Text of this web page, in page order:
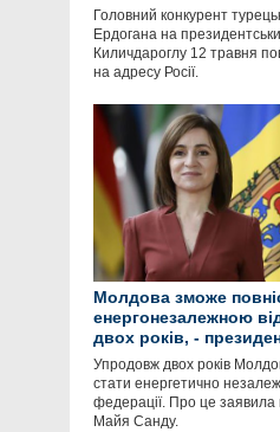
Головний конкурент
Ердогана на
Киличдароглу 12 травня
на адресу Росії.
Молдова зможе
енергонезалежною
двох років, -
Упродовж двох років
стати енергетично
федерації. Про це заявила
Майя Санду.